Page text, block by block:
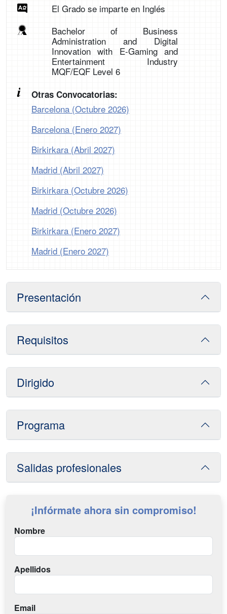
El Grado se imparte en Inglés
Bachelor of Business
Administration and Digital
Innovation with E-Gaming and
Entertainment Industry
MQF/EQF Level 6
Otras Convocatorias:
Barcelona (Octubre 2026)
Barcelona (Enero 2027)
Birkirkara (Abril 2027)
Madrid (Abril 2027)
Birkirkara (Octubre 2026)
Madrid (Octubre 2026)
Birkirkara (Enero 2027)
Madrid (Enero 2027)
Presentación
Requisitos
Dirigido
Programa
Salidas profesionales
¡Infórmate ahora sin compromiso!
Nombre
Apellidos
Email